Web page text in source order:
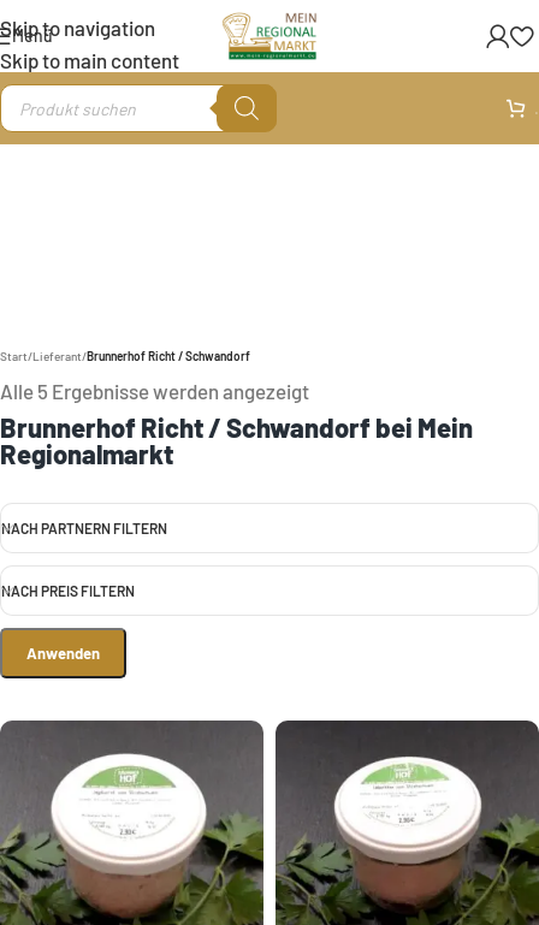
Skip to navigation
Skip to main content
Menü
.
Start/Lieferant/Brunnerhof Richt / Schwandorf
Alle 5 Ergebnisse werden angezeigt
Brunnerhof Richt / Schwandorf bei Mein
Regionalmarkt
NACH PARTNERN FILTERN
NACH PREIS FILTERN
Anwenden